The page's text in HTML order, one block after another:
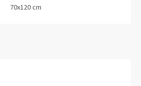
70x120 cm